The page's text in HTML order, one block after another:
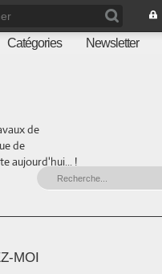
Catégories Newsletter
de
de
aujourd'hui... !
MOI